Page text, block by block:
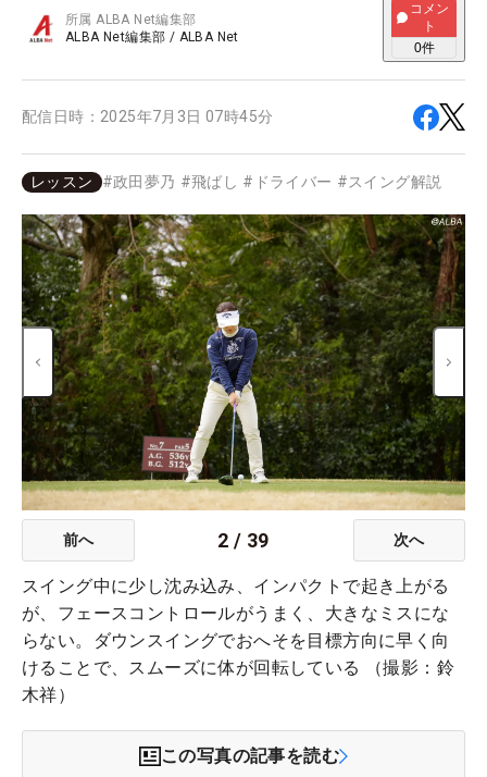
所属ALBA Net編集部
ALBA Net編集部 / ALBA Net
コメン
ト
0件
配信日時： 2025年7月3日 07時45分
レッスン #政田夢乃 #飛ばし # ドライバー #スイング解説
前へ 2 / 39 次へ
スイング中に少し沈み込み、インパクトで起き上がる
が、フェースコントロールがうまく、大きなミスにな
らない。ダウンスイングでおへそを目標方向に早く向
けることで、スムーズに体が回転している （撮影：鈴
木祥）
この写真の記事を読む